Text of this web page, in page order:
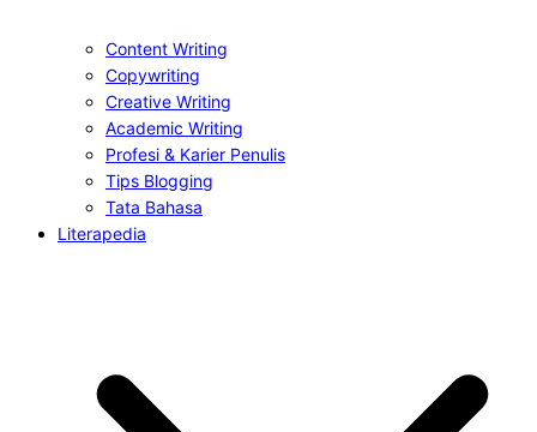
Content Writing
Copywriting
Creative Writing
Academic Writing
Profesi & Karier Penulis
Tips Blogging
Tata Bahasa
Literapedia